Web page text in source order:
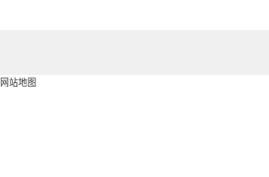
网站地图